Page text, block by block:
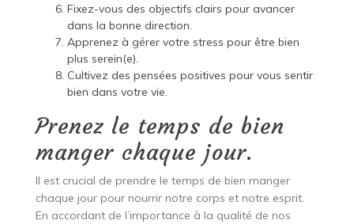
Fixez-vous des objectifs clairs pour avancer
dans la bonne direction.
Apprenez à gérer votre stress pour être bien
plus serein(e).
Cultivez des pensées positives pour vous sentir
bien dans votre vie.
Prenez le temps de bien
manger chaque jour.
Il est crucial de prendre le temps de bien manger
chaque jour pour nourrir notre corps et notre esprit.
En accordant de l’importance à la qualité de nos